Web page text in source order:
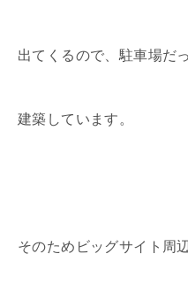
出てくるので、駐車場だ
建築しています。
そのためビッグサイト周